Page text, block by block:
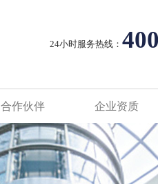
24小时服务热线：
合作伙伴 企业资质